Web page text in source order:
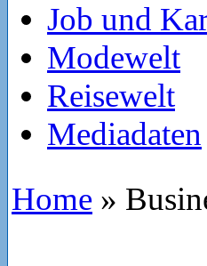
Job und
Modewelt
Reisewelt
Mediadaten
Home »